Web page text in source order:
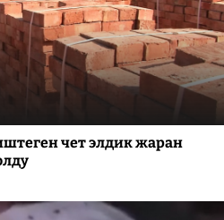
чет элдик жаран